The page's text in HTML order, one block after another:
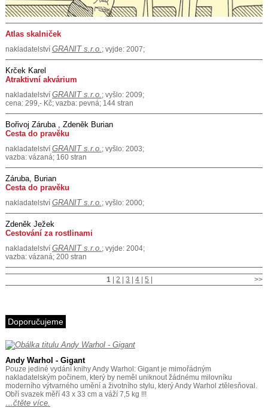
Atlas skalniček
nakladatelství GRANIT s.r.o. ; vyjde: 2007;
Krček Karel
Atraktivní akvárium
nakladatelství GRANIT s.r.o. ; vyšlo: 2009;
cena: 299,- Kč; vazba: pevná; 144 stran
Bořivoj Záruba , Zdeněk Burian
Cesta do pravěku
nakladatelství GRANIT s.r.o. ; vyšlo: 2003;
vazba: vázaná; 160 stran
Záruba, Burian
Cesta do pravěku
nakladatelství GRANIT s.r.o. ; vyšlo: 2000;
Zdeněk Ježek
Cestování za rostlinami
nakladatelství GRANIT s.r.o. ; vyjde: 2004;
vazba: vázaná; 200 stran
>>
1 |2 |3 |4 |5
Doporučujeme
Andy Warhol - Gigant
Pouze jediné vydání knihy Andy Warhol: Gigant je mimořádným
nakladatelským počinem, který by neměl uniknout žádnému milovníku
moderního výtvarného umění a životního stylu, který Andy Warhol ztělesňoval.
Obří svazek měří 43 x 33 cm a váží 7,5 kg !!!
…čtěte více.